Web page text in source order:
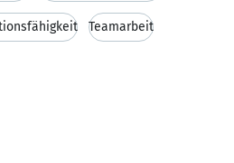
Teamarbeit